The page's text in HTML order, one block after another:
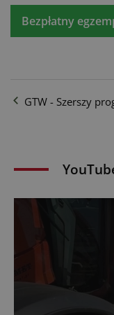
Bezpłatny
GTW - Szerszy